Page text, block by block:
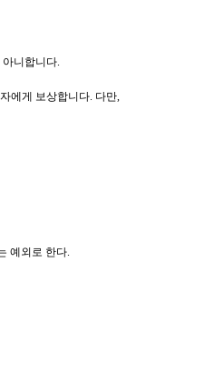
니합니다.
에게 보상합니다. 다만,
예외로 한다.